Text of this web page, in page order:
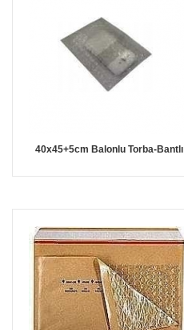
40x45+5cm Balonlu Torba-Bantlı